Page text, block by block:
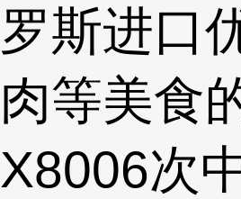
罗斯进口
肉等美食
X8006次